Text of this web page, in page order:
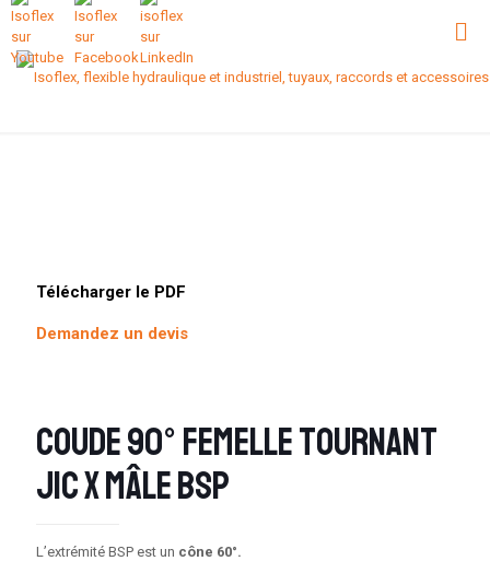
Télécharger le PDF
Demandez un devis
Coude 90° femelle tournant
JIC x mâle BSP
L’extrémité BSP est un cône 60°.